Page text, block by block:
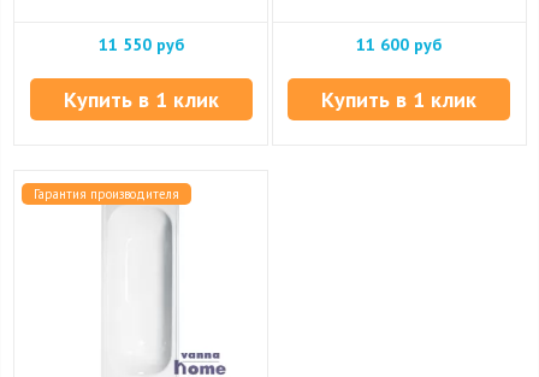
11 550 руб
Купить в 1 клик
11 600 руб
Купить в 1 клик
Гарантия производителя